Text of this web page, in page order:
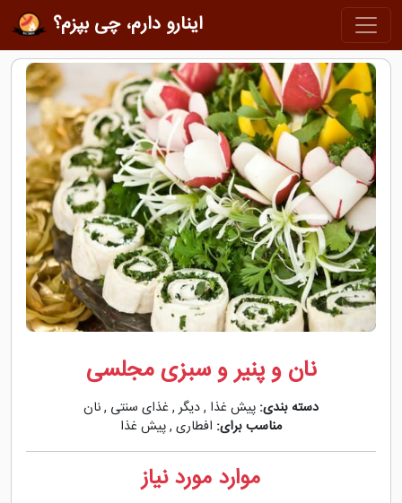
اینارو دارم، چی بپزم؟
نان و پنیر و سبزی مجلسی
دسته بندی: پیش غذا ,دیگر, غذای سنتی ,نان
مناسب برای: افطاری ,پیش غذا
موارد مورد نیاز